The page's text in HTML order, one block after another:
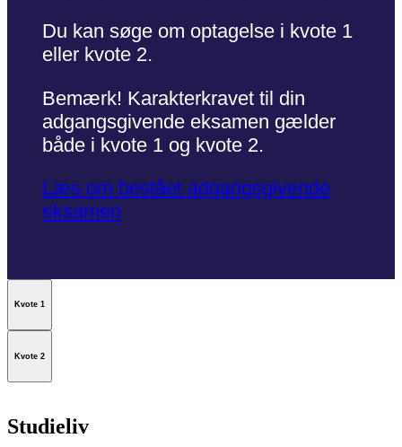
Du kan søge om optagelse i kvote 1
eller kvote 2.
Bemærk! Karakterkravet til din
adgangsgivende eksamen gælder
både i kvote 1 og kvote 2.
Læs om bestået adgangsgivende
eksamen
Kvote 1
Kvote 2
Studieliv